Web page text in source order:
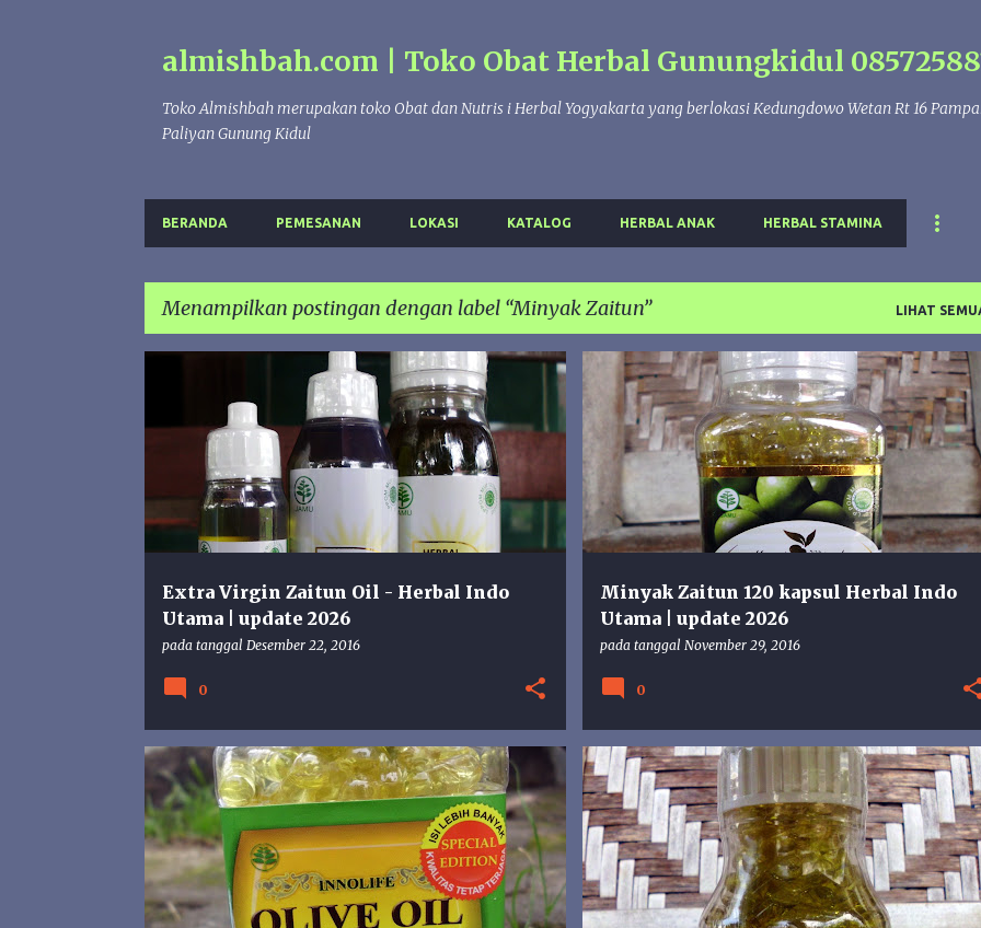
almishbah.com | Toko Obat Herbal Gunungkidul
Toko Almishbah merupakan toko Obat dan Nutris i Herbal Yogyakarta yang berlokasi Kedungdowo Wetan Rt 16
Paliyan Gunung Kidul
BERANDA PEMESANAN LOKASI KATALOG HERBAL ANAK HERBAL STAMINA
Menampilkan postingan dengan label Minyak Zaitun LIHAT
s
g
Extra Virgin Zaitun Oil - Herbal Indo
Utama | update 2026
pada tanggal Desember 22, 2016
HERBAL INDO UTAMA MINYAK ZAITUN
0
Minyak Zaitun 120 kapsul Herbal Indo
Utama | update 2026
pada tanggal November 29, 2016
HERBAL INDO UTAMA MINYAK ZAITUN ZAITUN OIL
+
ZAITUN OIL JOGJA
0
INNOLIFE OLIVE OIL KAPSUL MINYAK ZAITUN
MINYAK ZAITUN TOKO ALMISHBAH +
VICOMAS
HERBAL INDO UTAMA KAPSUL MINYAK
MINYAK ZAITUN +
ZAITUN OIL